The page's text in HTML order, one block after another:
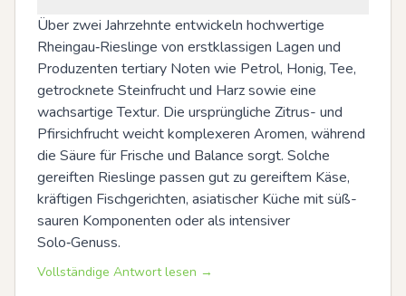
Über zwei Jahrzehnte entwickeln hochwertige
Rheingau‑Rieslinge von erstklassigen Lagen und
Produzenten tertiary Noten wie Petrol, Honig, Tee,
getrocknete Steinfrucht und Harz sowie eine
wachsartige Textur. Die ursprüngliche Zitrus- und
Pfirsichfrucht weicht komplexeren Aromen, während
die Säure für Frische und Balance sorgt. Solche
gereiften Rieslinge passen gut zu gereiftem Käse,
kräftigen Fischgerichten, asiatischer Küche mit süß-
sauren Komponenten oder als intensiver
Solo‑Genuss.
Vollständige Antwort lesen →